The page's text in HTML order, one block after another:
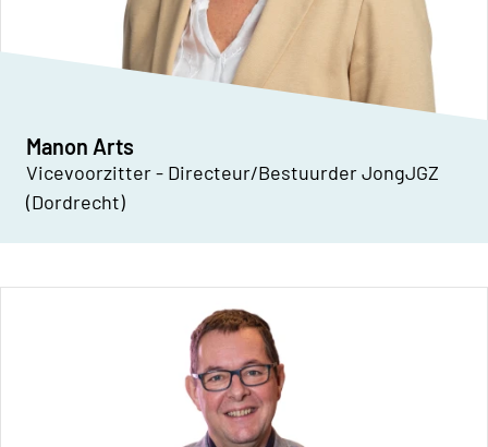
Manon Arts
Vicevoorzitter - Directeur/Bestuurder JongJGZ
(Dordrecht)